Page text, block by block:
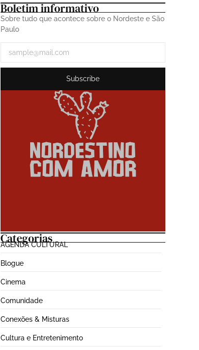
Boletim informativo
Sobre tudo que acontece sobre o Nordeste e São
Paulo
Subscribe
Categorias
AGENDA CULTURAL
Blogue
Cinema
Comunidade
Conexões & Misturas
Cultura e Entretenimento